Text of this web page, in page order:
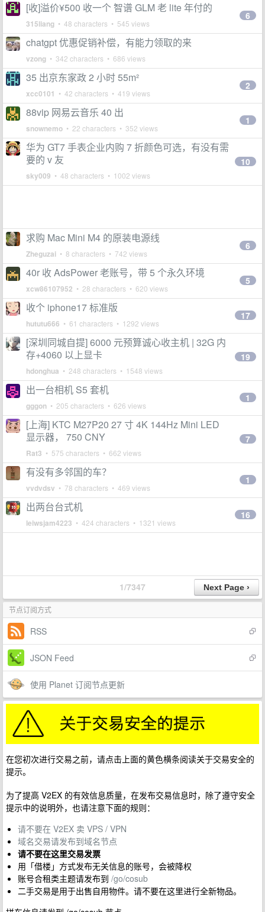
[收]溢价¥500 收一个 智谱 GLM 老 lite 年付的
315liang • 48 characters • 545 views
6
chatgpt 优惠促销补偿，有能力领取的来
vzong • 342 characters • 686 views
35 出京东家政 2 小时 55m²
xcc0101 • 42 characters • 419 views
2
88vip 网易云音乐 40 出
snownemo • 22 characters • 352 views
1
华为 GT7 手表企业内购 7 折颜色可选，有没有需
要的 v 友
sky009 • 48 characters • 1002 views
10
求购 Mac Mini M4 的原装电源线
Zheguzai • 8 characters • 742 views
6
40r 收 AdsPower 老账号，带 5 个永久环境
xcw86107952 • 28 characters • 620 views
5
收个 iphone17 标准版
hututu666 • 61 characters • 1292 views
17
[深圳同城自提] 6000 元预算诚心收主机 | 32G 内
存+4060 以上显卡
hdonghua • 248 characters • 1548 views
19
出一台相机 S5 套机
gggon • 205 characters • 626 views
1
[上海] KTC M27P20 27 寸 4K 144Hz Mini LED
显示器， 750 CNY
Rat3 • 575 characters • 662 views
7
有没有多邻国的车？
vvdvdsv • 78 characters • 469 views
1
出两台台式机
leiwsjam4223 • 424 characters • 1321 views
16
1/7347
节点订阅方式
RSS
JSON Feed
使用 Planet 订阅节点更新
在您初次进行交易之前，请点击上面的黄色横条阅读关于交易安全的
提示。
为了提高 V2EX 的有效信息质量，在发布交易信息时，除了遵守安全
提示中的说明外，也请注意下面的规则：
请不要在 V2EX 卖 VPS / VPN
域名交易请发布到域名节点
请不要在这里交易发票
用「借楼」方式发布无关信息的账号，会被降权
账号合租类主题请发布到 /go/cosub
二手交易是用于出售自用物件。请不要在这里进行全新物品。